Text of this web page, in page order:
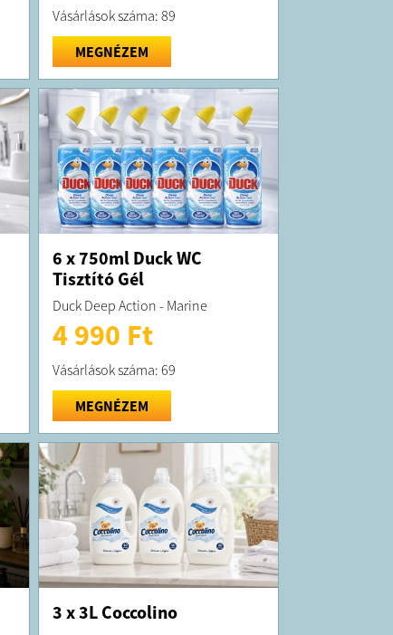
Vásárlások száma: 89
MEGNÉZEM
6 x 750ml Duck WC
Tisztító Gél
Duck Deep Action - Marine
4 990 Ft
Vásárlások száma: 69
MEGNÉZEM
3 x 3L Coccolino